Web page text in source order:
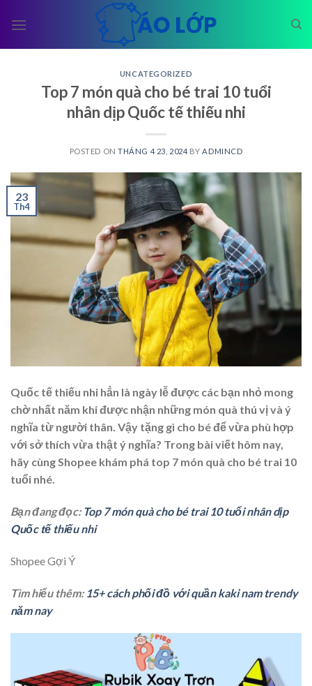
UNCATEGORIZED
Top 7 món quà cho bé trai 10 tuổi
nhân dịp Quốc tế thiếu nhi
POSTED ONTHÁNG 4 23, 2024 BY ADMINCD
23
Th4
Quốc tế thiếu nhi hẳn là ngày lễ được các bạn nhỏ mong
chờ nhất năm khi được nhận những món quà thú vị và ý
nghĩa từ người thân. Vậy tặng gì cho bé để vừa phù hợp
với sở thích vừa thật ý nghĩa? Trong bài viết hôm nay,
hãy cùng Shopee khám phá top 7 món quà cho bé trai 10
tuổi nhé.
Bạn đang đọc: Top 7 món quà cho bé trai 10 tuổi nhân dịp
Quốc tế thiếu nhi
Shopee Gợi Ý
Tìm hiểu thêm: 15+ cách phối đồ với quần kaki nam trendy
năm nay